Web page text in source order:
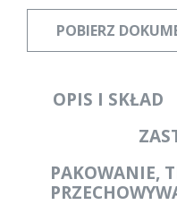
POBIERZ
OPIS I SKŁAD
PAKOWANIE,